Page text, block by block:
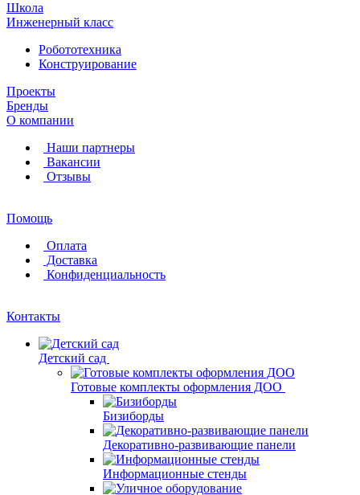
Школа
Инженерный класс
Робототехника
Конструирование
Проекты
Бренды
О компании
Наши партнеры
Вакансии
Отзывы
Помощь
Оплата
Доставка
Конфиденциальность
Контакты
Детский сад
Готовые комплекты оформления ДОО
Бизиборды
Декоративно-развивающие панели
Информационные стенды